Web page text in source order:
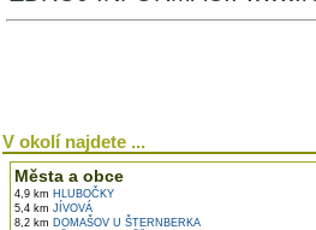
V okolí najdete ...
Města a obce
4,9 km HLUBOČKY
5,4 km JÍVOVÁ
8,2 km DOMAŠOV U ŠTERNBERKA